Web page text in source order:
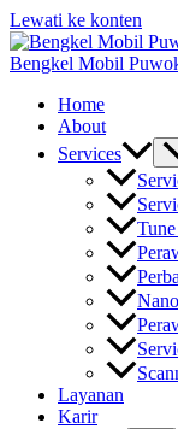
Lewati ke konten
Bengkel Mobil
Home
About
Services
Layanan
Karir